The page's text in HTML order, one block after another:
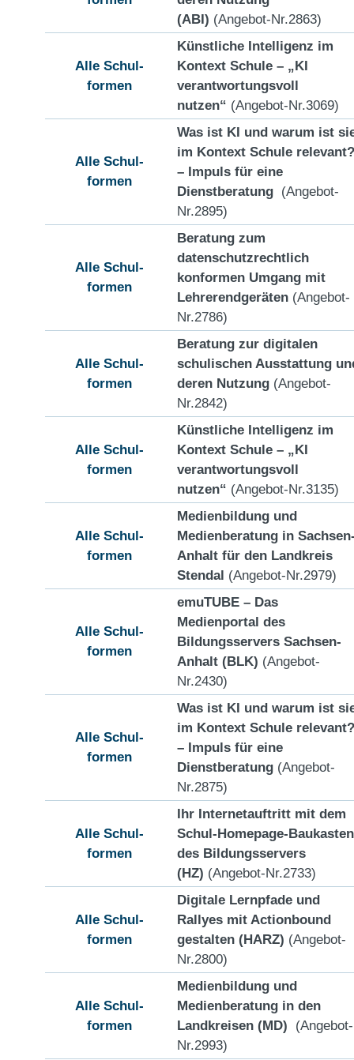
(ABI) (Angebot-Nr.2863)
Alle Schul-
formen
Künstliche Intelligenz im
Kontext Schule – „KI
verantwortungsvoll
nutzen“ (Angebot-Nr.3069)
Alle Schul-
formen
Was ist KI und warum ist
im Kontext Schule relevant?
– Impuls für eine
Dienstberatung (Angebot-
Nr.2895)
Alle Schul-
formen
Beratung zum
datenschutzrechtlich
konformen Umgang mit
Lehrerendgeräten (Angebot-
Nr.2786)
Alle Schul-
formen
Beratung zur digitalen
schulischen Ausstattung
deren Nutzung (Angebot-
Nr.2842)
Alle Schul-
formen
Künstliche Intelligenz im
Kontext Schule – „KI
verantwortungsvoll
nutzen“ (Angebot-Nr.3135)
Alle Schul-
formen
Medienbildung und
Medienberatung in
Anhalt für den Landkreis
Stendal (Angebot-Nr.2979)
Alle Schul-
formen
emuTUBE – Das
Medienportal des
Bildungsservers Sachsen-
Anhalt (BLK) (Angebot-
Nr.2430)
Alle Schul-
formen
Was ist KI und warum ist
im Kontext Schule relevant?
– Impuls für eine
Dienstberatung (Angebot-
Nr.2875)
Alle Schul-
formen
Ihr Internetauftritt mit dem
Schul-Homepage-Baukasten
des Bildungsservers
(HZ) (Angebot-Nr.2733)
Alle Schul-
formen
Digitale Lernpfade und
Rallyes mit Actionbound
gestalten (HARZ) (Angebot-
Nr.2800)
Alle Schul-
formen
Medienbildung und
Medienberatung in den
Landkreisen (MD) (Angebot-
Nr.2993)